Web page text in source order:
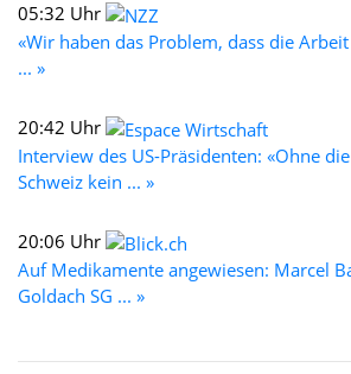
05:32 Uhr
«Wir haben das Problem, dass die
... »
20:42 Uhr
Interview des US-Präsidenten: «Ohne
Schweiz kein ... »
20:06 Uhr
Auf Medikamente angewiesen: Marcel
Goldach SG ... »